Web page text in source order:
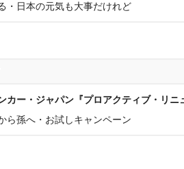
・日本の元気も大事だけれど
カー・ジャパン『プロアクティブ・リニ
ら孫へ・お試しキャンペーン